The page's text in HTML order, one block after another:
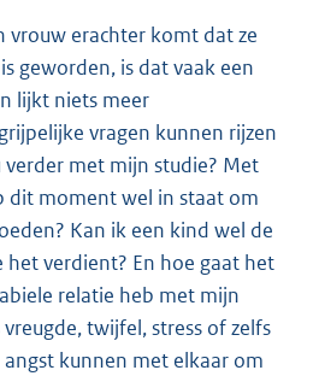
vrouw erachter komt dat ze
geworden, is dat vaak een
lijkt niets meer
vragen kunnen rijzen
met mijn studie? Met
dit moment wel in staat om
Kan ik een kind wel de
verdient? En hoe gaat het
relatie heb met mijn
twijfel, stress of zelfs
kunnen met elkaar om